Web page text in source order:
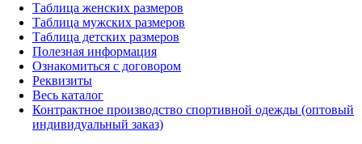
Таблица женских размеров
Таблица мужских размеров
Таблица детских размеров
Полезная информация
Ознакомиться с договором
Реквизиты
Весь каталог
Контрактное производство спортивной одежды (оптовый
индивидуальный заказ)